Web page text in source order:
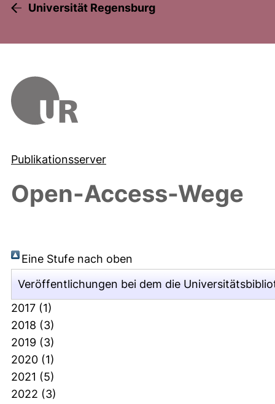
Universität Regensburg
Publikationsserver
Open-Access-Wege
Eine Stufe nach oben
Veröffentlichungen bei dem die
2017 (1)
2018 (3)
2019 (3)
2020 (1)
2021 (5)
2022 (3)